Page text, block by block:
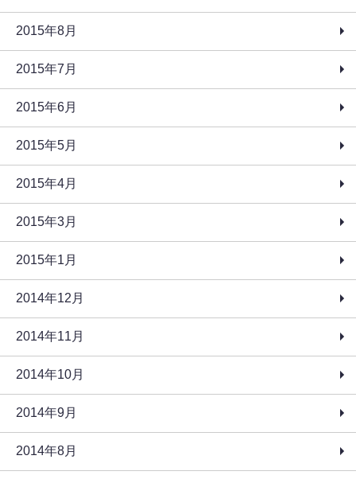
2015年8月
2015年7月
2015年6月
2015年5月
2015年4月
2015年3月
2015年1月
2014年12月
2014年11月
2014年10月
2014年9月
2014年8月